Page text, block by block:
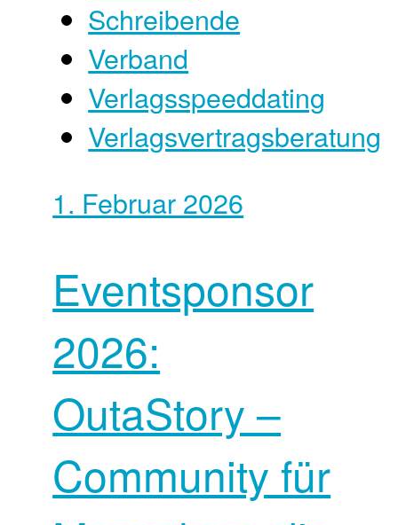
Schreibende
Verband
Verlagsspeeddating
Verlagsvertragsberatung
1. Februar 2026
Eventsponsor
2026:
OutaStory –
Community für